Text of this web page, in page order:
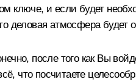
ключе, и если будет
деловая атмосфера будет
после того как Вы
что посчитаете